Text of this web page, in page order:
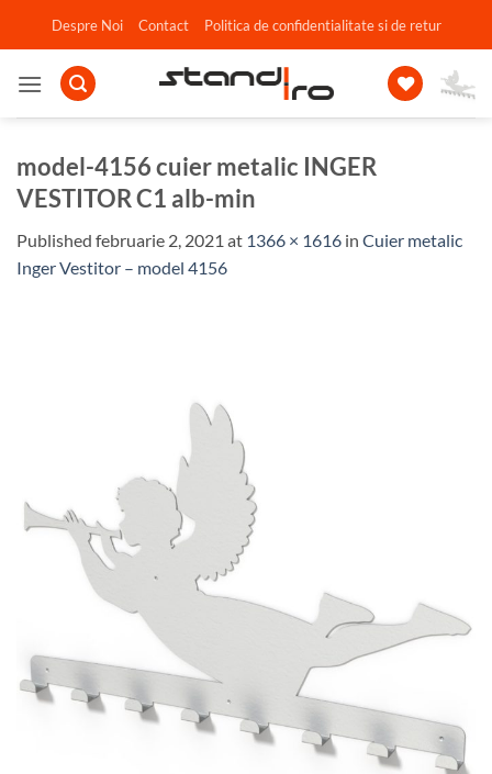
Despre Noi Contact Politica de confidentialitate si de retur
model-4156 cuier metalic INGER
VESTITOR C1 alb-min
Published februarie 2, 2021 at 1366 × 1616 in Cuier metalic
Inger Vestitor – model 4156